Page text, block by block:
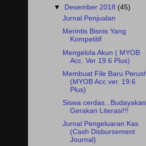
▼ Desember 2018 (45)
Jurnal Penjualan
Merintis Bisnis Yang
Kompetitif
Mengelola Akun ( MYOB
Acc. Ver 19.6 Plus)
Membuat File Baru
(MYOB Acc ver. 19.6
Plus)
Siswa cerdas...Budayakan
Gerakan Literasi!!!
Jurnal Pengeluaran Kas
(Cash Disbursement
Journal)